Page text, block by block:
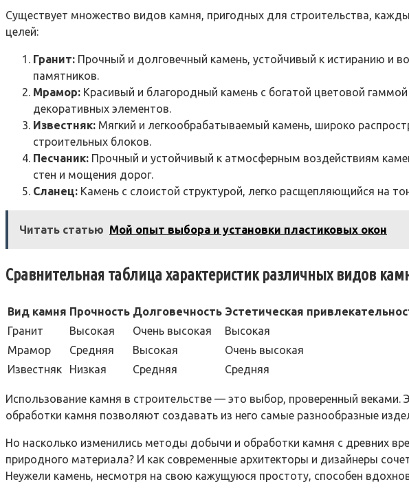
Существует множество видов камня, пригодных для строительства,
целей:
Гранит: Прочный и долговечный камень, устойчивый к истиранию и
памятников.
Мрамор: Красивый и благородный камень с богатой цветовой
декоративных элементов.
Известняк: Мягкий и легкообрабатываемый камень, широко
строительных блоков.
Песчаник: Прочный и устойчивый к атмосферным воздействиям
стен и мощения дорог.
Сланец: Камень с слоистой структурой, легко расщепляющийся на
Читать статью Мой опыт выбора и установки пластиковых окон
Сравнительная таблица характеристик различных видов
Вид камня Прочность Долговечность Эстетическая
Гранит
Высокая Очень высокая Высокая
Мрамор
Средняя Высокая Очень высокая
Известняк
Низкая Средняя Средняя
Использование камня в строительстве — это выбор, проверенный веками.
обработки камня позволяют создавать из него самые разнообразные
Но насколько изменились методы добычи и обработки камня с древних
природного материала? И как современные архитекторы и дизайнеры
Неужели камень, несмотря на свою кажущуюся простоту, способен